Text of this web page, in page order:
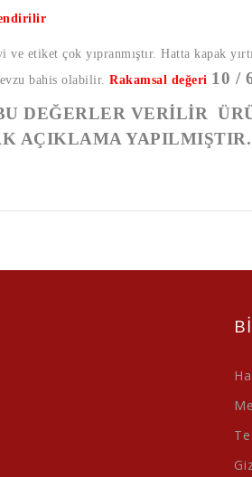
etiket çok yıpranmıştır. Hatta kapak
bahis olabilir. Rakamsal değeri 10 /
DEĞERLER VERİLİR
AÇIKLAMA YAPILMIŞTIR.